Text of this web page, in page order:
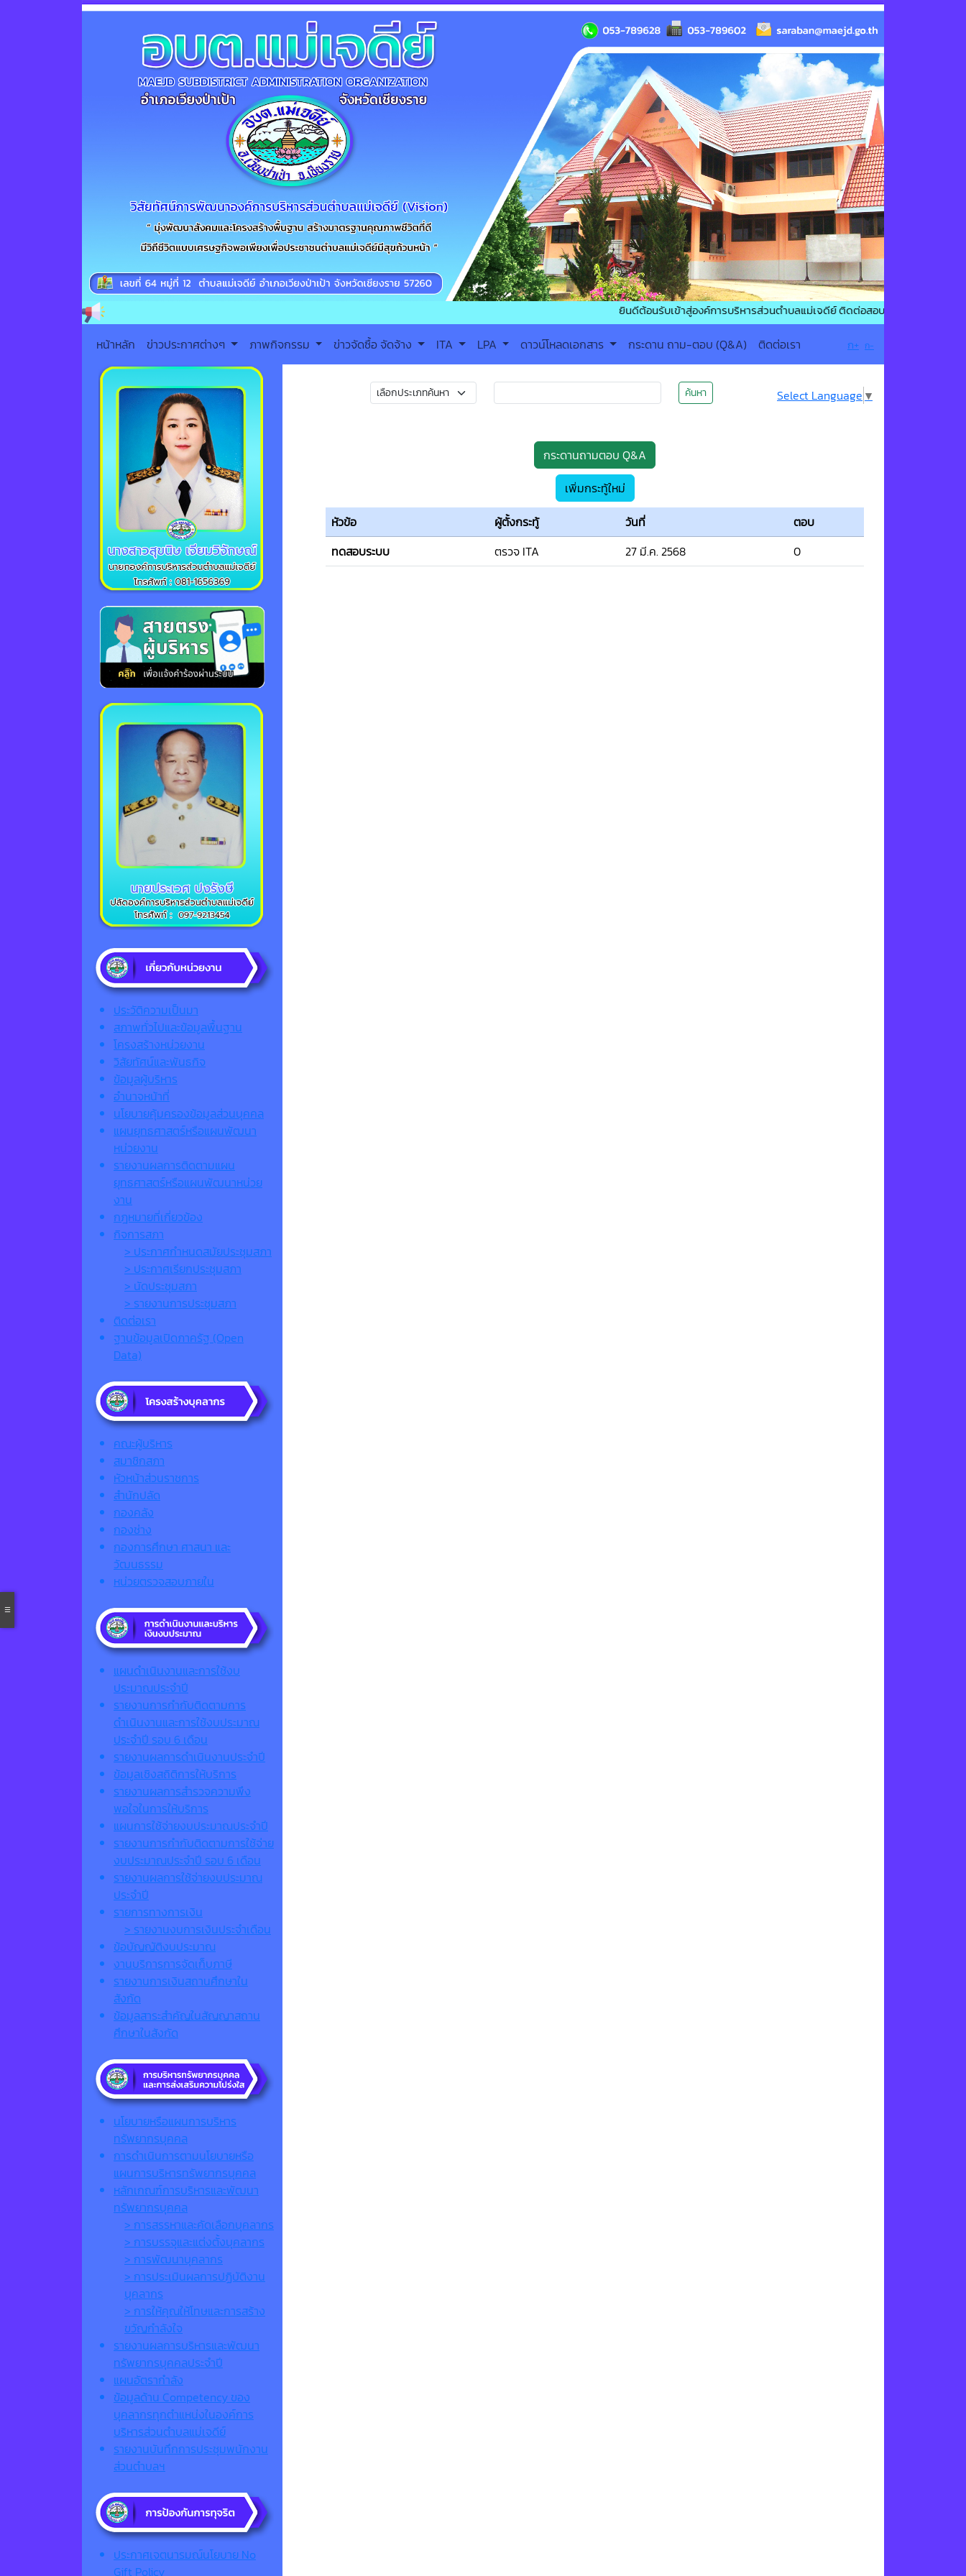
ยินดีต้อนรับเข้าสู่องค์การบริหารส่วนตำบลแม่เจดีย์ ติดต่อสอบถาม : โทรศัพท์ : 053-789628 ,
หน้าหลัก ข่าวประกาศต่างๆ ภาพกิจกรรม ข่าวจัดซื้อ จัดจ้าง ITA LPA ดาวน์โหลดเอกสาร กระดาน ถาม-ตอบ (Q&A) ติดต่อเรา ก+ ก-
ประวัติความเป็นมา
สภาพทั่วไปและข้อมูลพื้นฐาน
โครงสร้างหน่วยงาน
วิสัยทัศน์และพันธกิจ
ข้อมูลผู้บริหาร
อำนาจหน้าที่
นโยบายคุ้มครองข้อมูลส่วนบุคคล
แผนยุทธศาสตร์หรือแผนพัฒนา
หน่วยงาน
รายงานผลการติดตามแผน
ยุทธศาสตร์หรือแผนพัฒนาหน่วย
งาน
กฎหมายที่เกี่ยวข้อง
กิจการสภา
> ประกาศกำหนดสมัยประชุมสภา
> ประกาศเรียกประชุมสภา
> นัดประชุมสภา
> รายงานการประชุมสภา
ติดต่อเรา
ฐานข้อมูลเปิดภาครัฐ (Open
Data)
คณะผู้บริหาร
สมาชิกสภา
หัวหน้าส่วนราชการ
สำนักปลัด
กองคลัง
กองช่าง
กองการศึกษา ศาสนา และ
วัฒนธรรม
หน่วยตรวจสอบภายใน
แผนดำเนินงานและการใช้งบ
ประมาณประจำปี
รายงานการกำกับติดตามการ
ดำเนินงานและการใช้งบประมาณ
ประจำปี รอบ 6 เดือน
รายงานผลการดำเนินงานประจำปี
ข้อมูลเชิงสถิติการให้บริการ
รายงานผลการสำรวจความพึง
พอใจในการให้บริการ
แผนการใช้จ่ายงบประมาณประจำปี
รายงานการกำกับติดตามการใช้จ่าย
งบประมาณประจำปี รอบ 6 เดือน
รายงานผลการใช้จ่ายงบประมาณ
ประจำปี
รายการทางการเงิน
> รายงานงบการเงินประจำเดือน
ข้อบัญญัติงบประมาณ
งานบริการการจัดเก็บภาษี
รายงานการเงินสถานศึกษาใน
สังกัด
ข้อมูลสาระสำคัญในสัญญาสถาน
ศึกษาในสังกัด
นโยบายหรือแผนการบริหาร
ทรัพยากรบุคคล
การดำเนินการตามนโยบายหรือ
แผนการบริหารทรัพยากรบุคคล
หลักเกณฑ์การบริหารและพัฒนา
ทรัพยากรบุคคล
> การสรรหาและคัดเลือกบุคลากร
> การบรรจุและแต่งตั้งบุคลากร
> การพัฒนาบุคลากร
> การประเมินผลการปฏิบัติงาน
บุคลากร
> การให้คุณให้โทษและการสร้าง
ขวัญกำลังใจ
รายงานผลการบริหารและพัฒนา
ทรัพยากรบุคคลประจำปี
แผนอัตรากำลัง
ข้อมูลด้าน Competency ของ
บุคลากรทุกตำแหน่งในองค์การ
บริหารส่วนตำบลแม่เจดีย์
รายงานบันทึกการประชุมพนักงาน
ส่วนตำบลฯ
ประกาศเจตนารมณ์นโยบาย No
Gift Policy
ค้นหา Select Language ▼
กระดานถามตอบ Q&A
เพิ่มกระทู้ใหม่
หัวข้อ
ผู้ตั้งกระทู้ วันที่
ตอบ
ทดสอบระบบ
ตรวจ ITA 27 มี.ค. 2568 0